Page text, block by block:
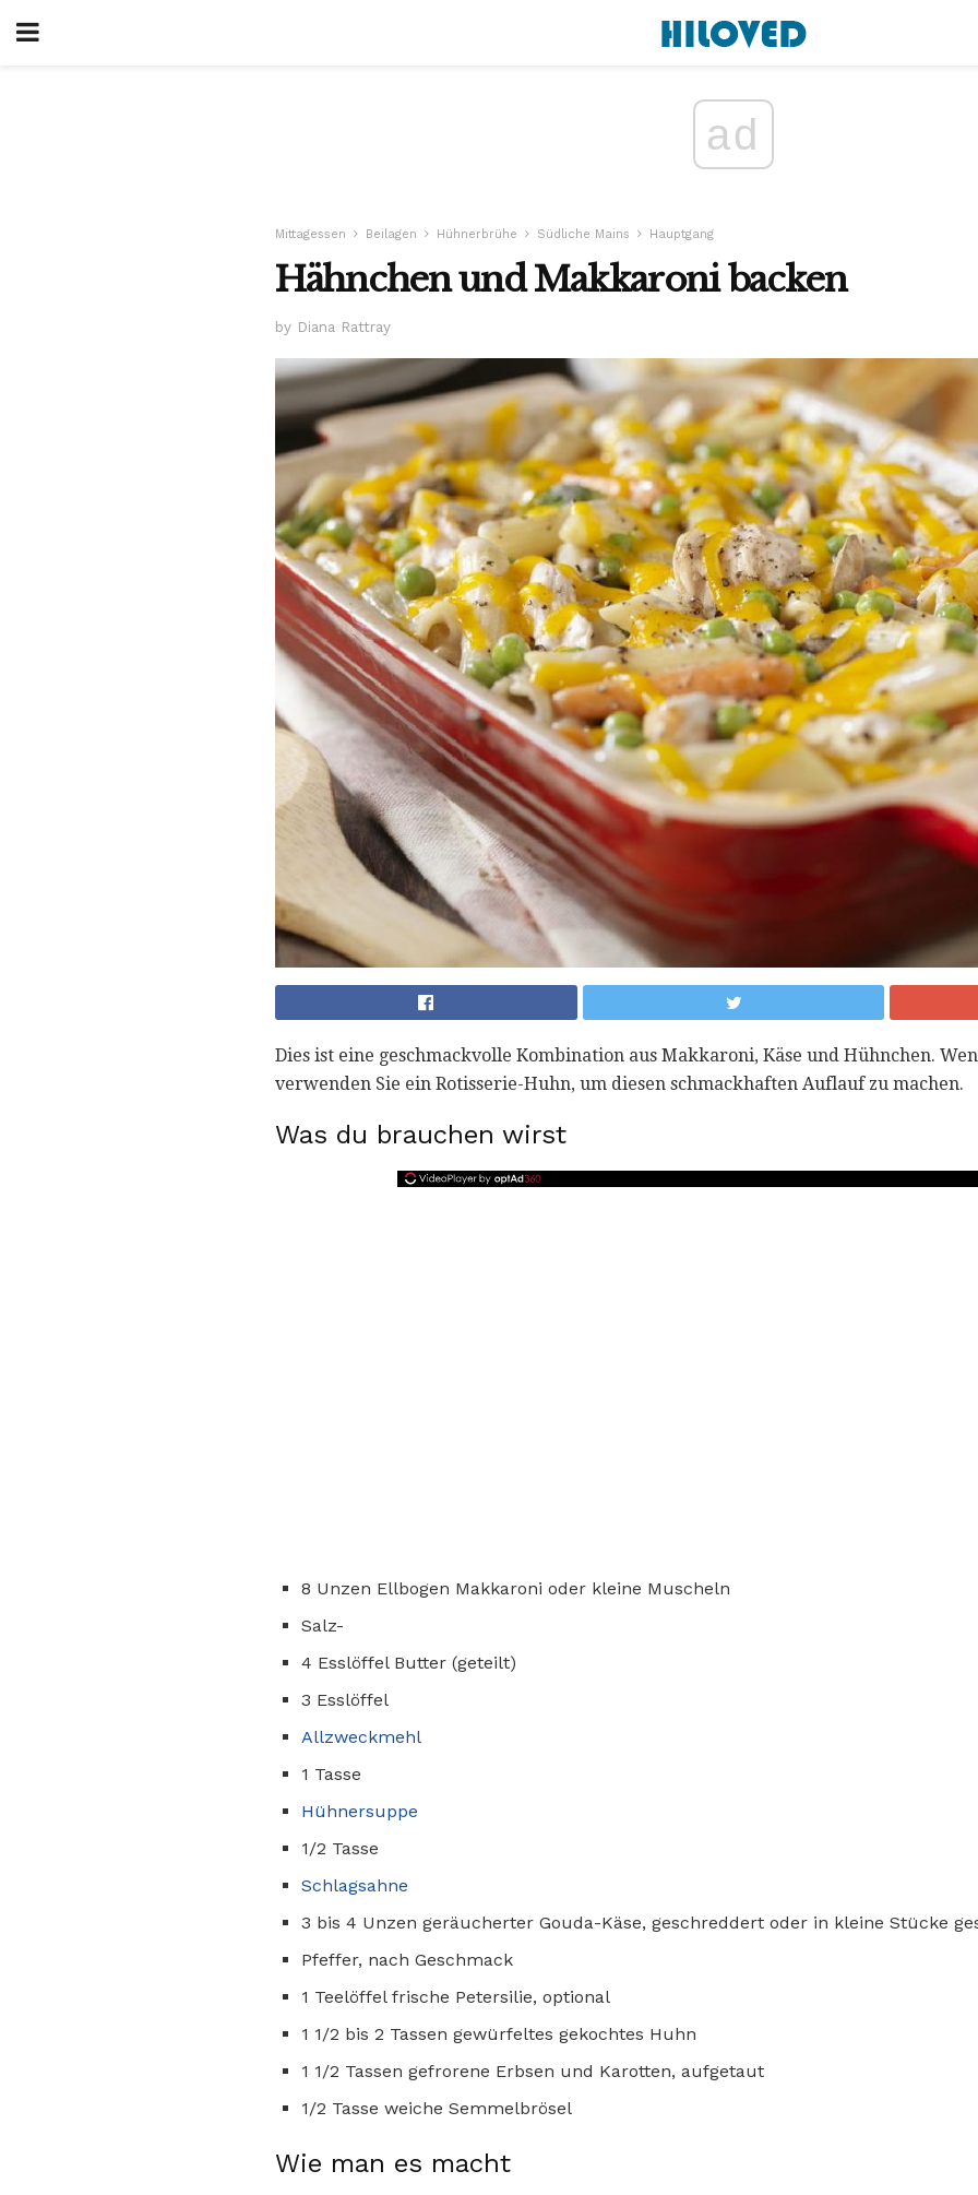
ad
Mittagessen Beilagen Hühnerbrühe Südliche Mains Hauptgang
Hähnchen und Makkaroni backen
by Diana Rattray
Dies ist eine geschmackvolle Kombination aus Makkaroni, Käse und Hühnchen.
verwenden Sie ein Rotisserie-Huhn, um diesen schmackhaften Auflauf zu machen.
Was du brauchen wirst
8 Unzen Ellbogen Makkaroni oder kleine Muscheln
Salz-
4 Esslöffel Butter (geteilt)
3 Esslöffel
Allzweckmehl
1 Tasse
Hühnersuppe
1/2 Tasse
Schlagsahne
3 bis 4 Unzen geräucherter Gouda-Käse, geschreddert oder in kleine Stücke
Pfeffer, nach Geschmack
1 Teelöffel frische Petersilie, optional
1 1/2 bis 2 Tassen gewürfeltes gekochtes Huhn
1 1/2 Tassen gefrorene Erbsen und Karotten, aufgetaut
1/2 Tasse weiche Semmelbrösel
Wie man es macht